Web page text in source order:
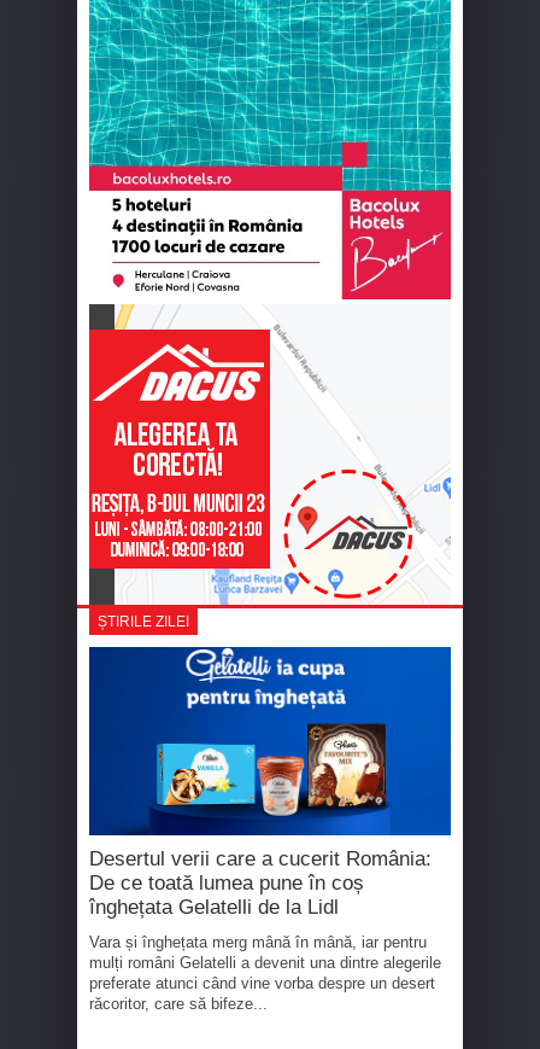
ȘTIRILE ZILEI
Desertul verii care a cucerit România:
De ce toată lumea pune în coș
înghețata Gelatelli de la Lidl
Vara și înghețata merg mână în mână, iar pentru
mulți români Gelatelli a devenit una dintre alegerile
preferate atunci când vine vorba despre un desert
răcoritor, care să bifeze...